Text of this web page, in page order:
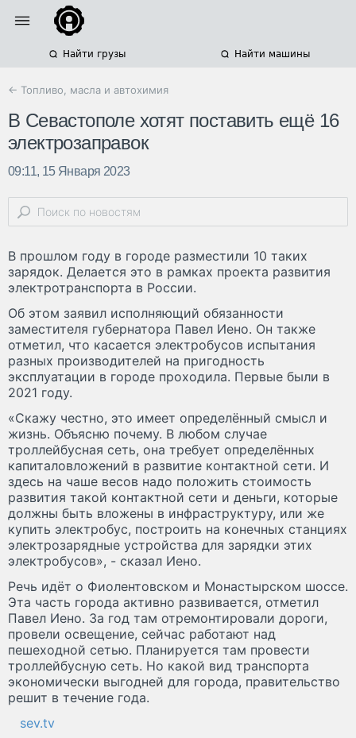
Найти грузы Найти машины
← Топливо, масла и автохимия
В Севастополе хотят поставить ещё 16
электрозаправок
09:11, 15 Января 2023
В прошлом году в городе разместили 10 таких
зарядок. Делается это в рамках проекта развития
электротранспорта в России.
Об этом заявил исполняющий обязанности
заместителя губернатора Павел Иено. Он также
отметил, что касается электробусов испытания
разных производителей на пригодность
эксплуатации в городе проходила. Первые были в
2021 году.
«Скажу честно, это имеет определённый смысл и
жизнь. Объясню почему. В любом случае
троллейбусная сеть, она требует определённых
капиталовложений в развитие контактной сети. И
здесь на чаше весов надо положить стоимость
развития такой контактной сети и деньги, которые
должны быть вложены в инфраструктуру, или же
купить электробус, построить на конечных станциях
электрозарядные устройства для зарядки этих
электробусов», - сказал Иено.
Речь идёт о Фиолентовском и Монастырском шоссе.
Эта часть города активно развивается, отметил
Павел Иено. За год там отремонтировали дороги,
провели освещение, сейчас работают над
пешеходной сетью. Планируется там провести
троллейбусную сеть. Но какой вид транспорта
экономически выгодней для города, правительство
решит в течение года.
sev.tv